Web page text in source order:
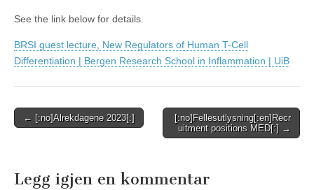
See the link below for details.
BRSI guest lecture, New Regulators of Human T-Cell
Differentiation | Bergen Research School in Inflammation | UiB
Post
← [:no]Alrekdagene 2023[:]
[:no]Fellesutlysning[:en]Recr
uitment positions MED[:] →
Legg igjen en kommentar